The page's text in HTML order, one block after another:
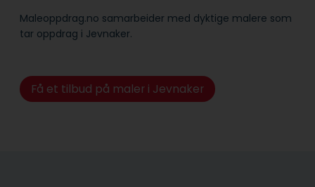
Maleoppdrag.no samarbeider med dyktige malere som
tar oppdrag i Jevnaker.
Få et tilbud på maler i Jevnaker